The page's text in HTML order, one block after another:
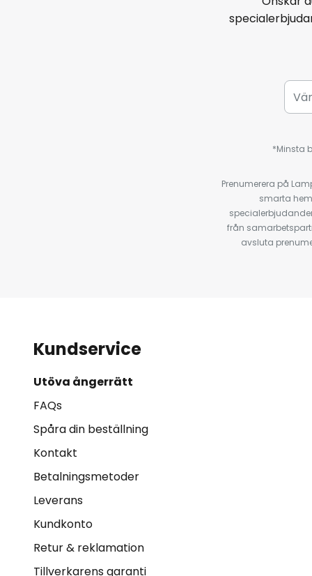
*Minsta
Prenumerera på
smarta
från
avsluta
Kundservice
Utöva ångerrätt
FAQs
Spåra din beställning
Kontakt
Betalningsmetoder
Leverans
Kundkonto
Retur & reklamation
Tillverkarens garanti